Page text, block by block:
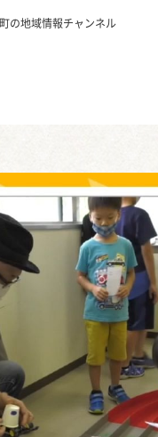
の地域情報チャンネル